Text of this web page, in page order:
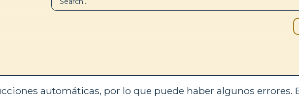
automáticas, por lo que puede haber algunos errores.